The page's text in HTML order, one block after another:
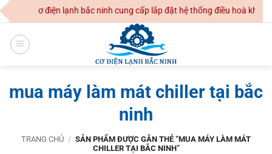
Skip
to
content
cơ điện lạnh bắc ninh cung cấp lắp đặt hệ thống điều hoà không
mua máy làm mát chiller tại bắc
ninh
TRANG CHỦ / SẢN PHẨM ĐƯỢC GẮN THẺ “MUA MÁY LÀM MÁT
CHILLER TẠI BẮC NINH”